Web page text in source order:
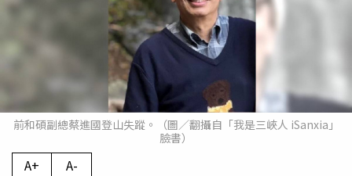
前和碩副總蔡進國登山失蹤。（圖／翻攝自「我是三峽人 iSanxia」
臉書）
A+ A-